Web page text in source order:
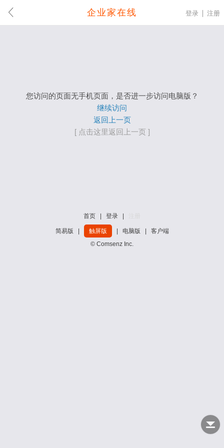
企业家在线 登录 注册
您访问的页面无手机页面，是否进一步访问电脑版？
继续访问
返回上一页
[ 点击这里返回上一页 ]
首页 登录
简易版 触屏版 电脑版
客户端
© Comsenz Inc.